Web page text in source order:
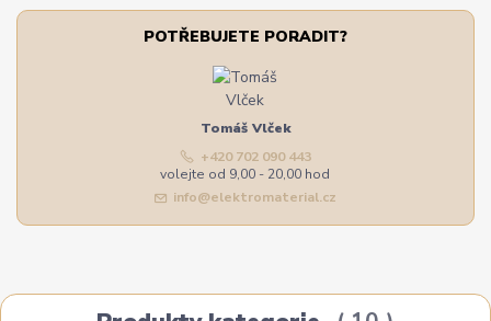
POTŘEBUJETE PORADIT?
Tomáš Vlček
+420 702 090 443
volejte od 9,00 - 20,00 hod
info@elektromaterial.cz